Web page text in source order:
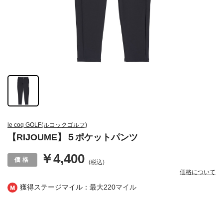
獲得ステージマイル：最大220マイル
le coq GOLF(ルコックゴルフ)
【RIJOUME】５ポケットパンツ
￥4,400 (税込)
価格について